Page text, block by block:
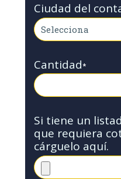
Ciudad del
Cantidad*
Si tiene un
que requiera
cárguelo aquí.